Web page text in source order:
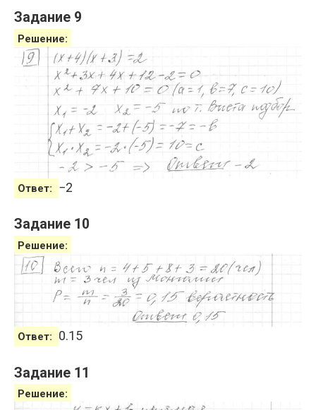
Задание 9
Решение:
Ответ: −2
Задание 10
Решение:
Ответ: 0.15
Задание 11
Решение: